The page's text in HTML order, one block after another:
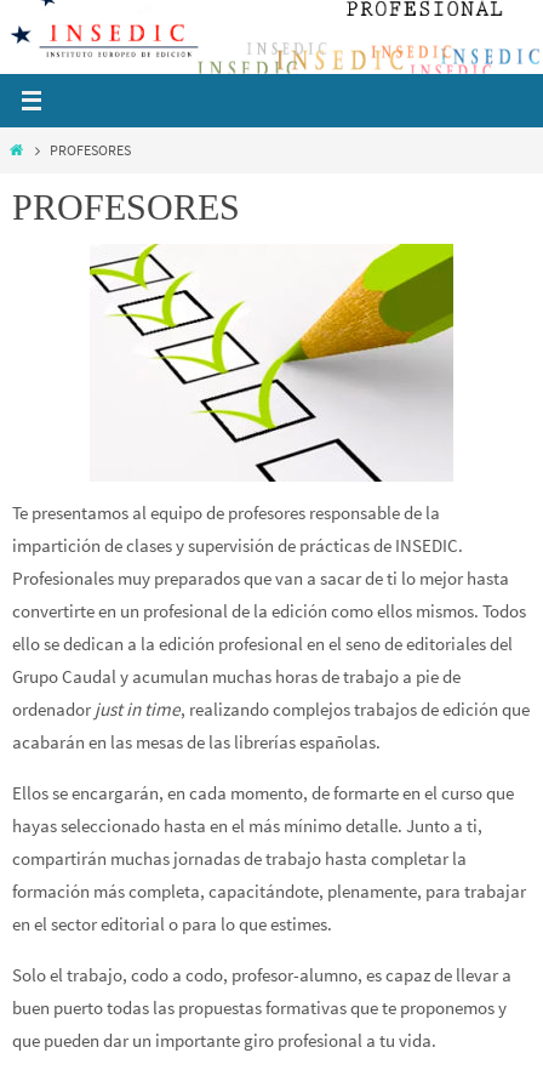
contenido
InicioPROFESORES
PROFESORES
Te presentamos al equipo de profesores responsable de la
impartición de clases y supervisión de prácticas de INSEDIC.
Profesionales muy preparados que van a sacar de ti lo mejor hasta
convertirte en un profesional de la edición como ellos mismos. Todos
ello se dedican a la edición profesional en el seno de editoriales del
Grupo Caudal y acumulan muchas horas de trabajo a pie de
ordenador just in time, realizando complejos trabajos de edición que
acabarán en las mesas de las librerías españolas.
Ellos se encargarán, en cada momento, de formarte en el curso que
hayas seleccionado hasta en el más mínimo detalle. Junto a ti,
compartirán muchas jornadas de trabajo hasta completar la
formación más completa, capacitándote, plenamente, para trabajar
en el sector editorial o para lo que estimes.
Solo el trabajo, codo a codo, profesor-alumno, es capaz de llevar a
buen puerto todas las propuestas formativas que te proponemos y
que pueden dar un importante giro profesional a tu vida.